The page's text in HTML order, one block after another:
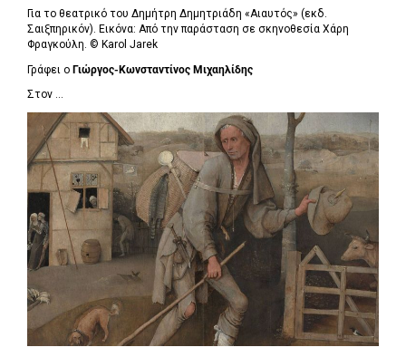
Για το θεατρικό του Δημήτρη Δημητριάδη «Αιαυτός» (εκδ.
Σαιξπηρικόν). Εικόνα: Από την παράσταση σε σκηνοθεσία Χάρη
Φραγκούλη. © Karol Jarek
Γράφει ο Γιώργος-Κωνσταντίνος Μιχαηλίδης
Στον ...